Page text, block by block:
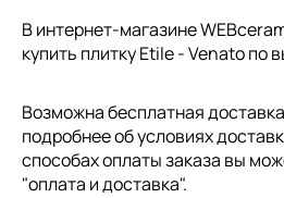
В интернет-магазине
купить плитку Etile - Venato по
Возможна бесплатная
подробнее об условиях
способах оплаты заказа вы
"оплата и доставка".